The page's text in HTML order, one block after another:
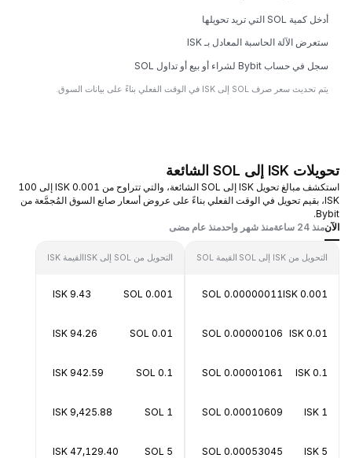
أدخل كمية SOL التي تريد تحويلها
ستعرض الآلة الحاسبة المعادل بـ ISK
سجل في حساب Bybit لشراء أو بيع أو تداول SOL
يتم تحديث سعر صرف SOL إلى ISK في الوقت الفعلي بناءً على بيانات السوق.
تحويلات ISK إلى SOL الشائعة
استكشف مبالغ تحويل ISK إلى SOL الشائعة، والتي تتراوح من 0.001 ISK إلى 100
ISK، بقيم تحويل في الوقت الفعلي بناءً على عروض أسعار صانع السوق المُجمَّعة من
Bybit.
الآنمنذ 24 ساعة منذ شهر واحدمنذ عام مضى
التحويل من ISK إلى SOL القيمة SOL
0.001 ISK
0.00000011 SOL
0.01 ISK
0.00000106 SOL
0.1 ISK
0.00001061 SOL
1 ISK
0.00010609 SOL
5 ISK
0.00053045 SOL
التحويل من SOL إلى ISK القيمة ISK
0.001 SOL
9.43 ISK
0.01 SOL
94.26 ISK
0.1 SOL
942.59 ISK
1 SOL
9,425.88 ISK
5 SOL
47,129.40 ISK